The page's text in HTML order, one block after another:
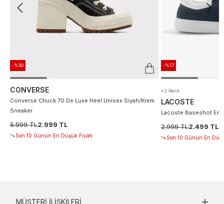
-%50
CONVERSE
Converse Chuck 70 De Luxe Heel Unisex Siyah/Krem
Sneaker
5.999 TL2.999 TL
Son 10 Günün En Düşük Fiyatı
-%17
+2 Renk
LACOSTE
Lacoste Baseshot
2.999 TL2.499 TL
Son 10 Günün En
MÜŞTERI İLIŞKILERI